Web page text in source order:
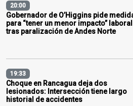
20:00
Gobernador de O’Higgins pide
para “tener un menor impacto” laboral
tras paralización de Andes Norte
19:33
Choque en Rancagua deja dos
lesionados: Intersección tiene largo
historial de accidentes